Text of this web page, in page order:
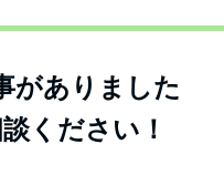
がありました
ください！